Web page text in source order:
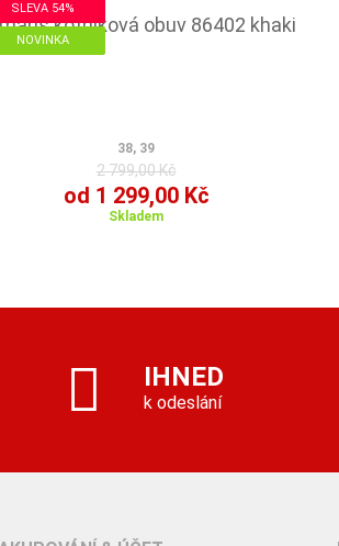
SLEVA 54%
NOVINKA
kotníková obuv 86402 khaki
38, 39
2 799,00 Kč
od 1 299,00 Kč
Skladem
IHNED
k odeslání